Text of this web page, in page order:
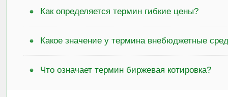
Как определяется термин гибкие цены?
Какое значение у термина внебюджетные
Что означает термин биржевая котировка?